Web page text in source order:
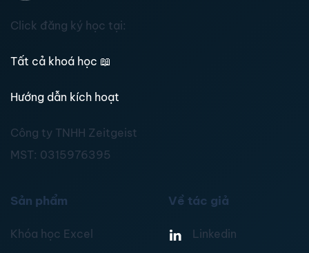
Click đăng ký học tại:
Tất cả khoá học 📖
Hướng dẫn kích hoạt
Công ty TNHH Zeitgeist
MST: 0315976395
Sản phẩm
Khóa học Excel
Về tác giả
Linkedin